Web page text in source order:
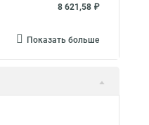
8 621,58 ₽
Показать больше